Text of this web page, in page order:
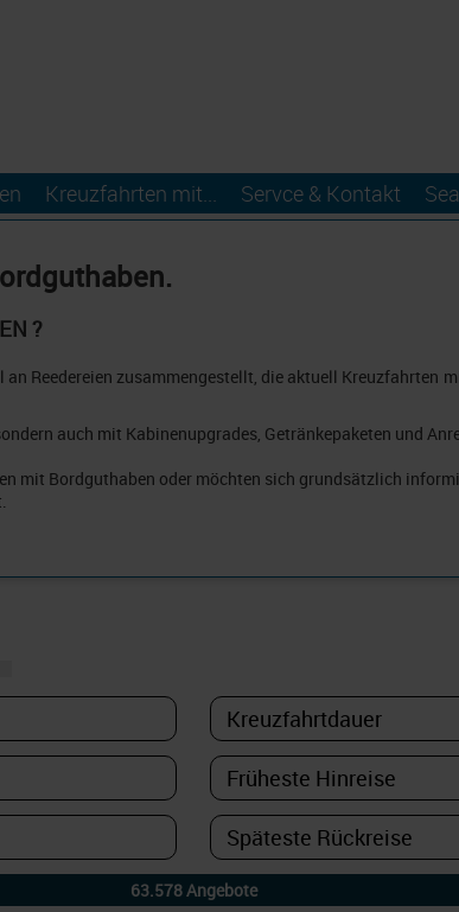
Kreuzfahrten mit... Servce & Kontakt
?
Reedereien zusammengestellt, die aktuell Kreuzfahrten
auch mit Kabinenupgrades, Getränkepaketen und
mit Bordguthaben oder möchten sich grundsätzlich